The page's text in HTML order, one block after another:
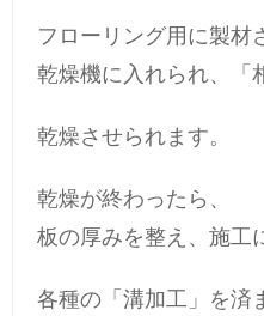
フローリング用に製材
乾燥機に入れられ、「
乾燥させられます。
乾燥が終わったら、
板の厚みを整え、施工
各種の「溝加工」を済